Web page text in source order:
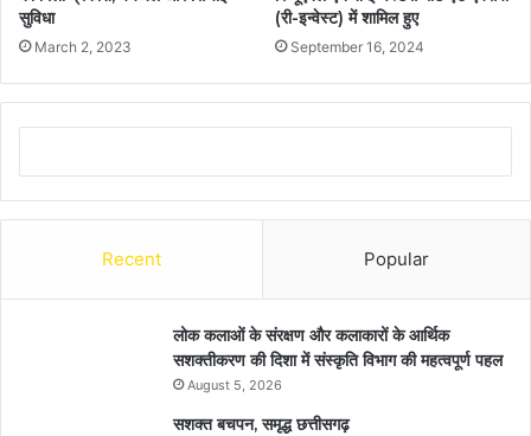
सुविधा
March 2, 2023
(री-इन्वेस्ट) में शामिल हुए
September 16, 2024
Recent Popular
लोक कलाओं के संरक्षण और कलाकारों के आर्थिक
सशक्तीकरण की दिशा में संस्कृति विभाग की महत्वपूर्ण पहल
August 5, 2026
सशक्त बचपन, समृद्ध छत्तीसगढ़